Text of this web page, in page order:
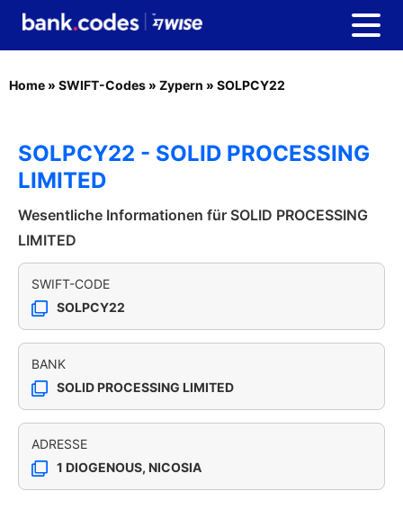
Home » SWIFT-Codes » Zypern » SOLPCY22
SOLPCY22 - SOLID PROCESSING
LIMITED
Wesentliche Informationen für SOLID PROCESSING
LIMITED
SWIFT-CODE
SOLPCY22
BANK
SOLID PROCESSING LIMITED
ADRESSE
1 DIOGENOUS, NICOSIA